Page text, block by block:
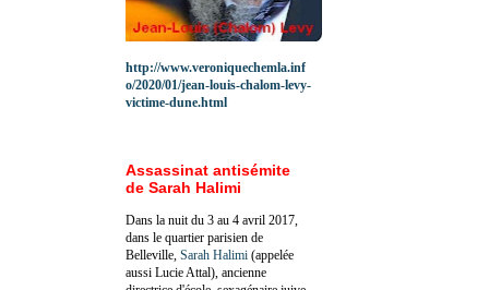
http://www.veroniquechemla.inf
o/2020/01/jean-louis-chalom-levy-
victime-dune.html
Assassinat antisémite
de Sarah Halimi
Dans la nuit du 3 au 4 avril 2017,
dans le quartier parisien de
Belleville, Sarah Halimi (appelée
aussi Lucie Attal), ancienne